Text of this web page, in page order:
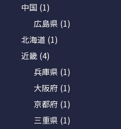
中国 (1)
広島県 (1)
北海道 (1)
近畿 (4)
兵庫県 (1)
大阪府 (1)
京都府 (1)
三重県 (1)